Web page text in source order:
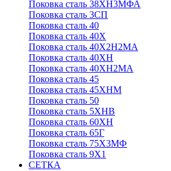
Поковка сталь 38ХН3МФА
Поковка сталь 3СП
Поковка сталь 40
Поковка сталь 40Х
Поковка сталь 40Х2Н2МА
Поковка сталь 40ХН
Поковка сталь 40ХН2МА
Поковка сталь 45
Поковка сталь 45ХНМ
Поковка сталь 50
Поковка сталь 5ХНВ
Поковка сталь 60ХН
Поковка сталь 65Г
Поковка сталь 75Х3МФ
Поковка сталь 9Х1
СЕТКА